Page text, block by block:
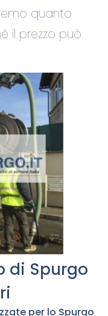
quanto
il prezzo può
di Spurgo
per lo Spurgo